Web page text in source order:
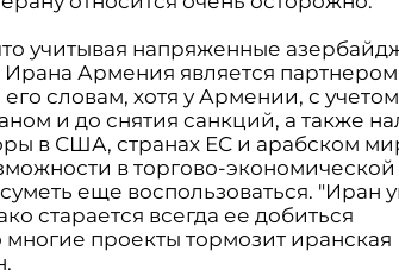
учитывая напряженные
Армения является партнером
словам, хотя у Армении, с учетом
и до снятия санкций, а также
в США, странах ЕС и арабском
в торгово-экономической
еще воспользоваться. "Иран
старается всегда ее добиться
многие проекты тормозит иранская